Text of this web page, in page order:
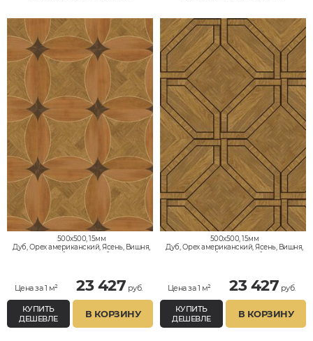
500x500, 15мм
Дуб, Орех американский, Ясень, Вишня,
Клён, Тик, Мербау, Термодуб, Палисандр,
Цена за 1 м² 23 427 руб.
КУПИТЬ
ДЕШЕВЛЕ
В КОРЗИНУ
500x500, 15мм
Дуб, Орех американский, Ясень, Вишня,
Клён, Тик, Мербау, Термодуб, Палисандр,
Цена за 1 м² 23 427 руб.
КУПИТЬ
ДЕШЕВЛЕ
В КОРЗИНУ